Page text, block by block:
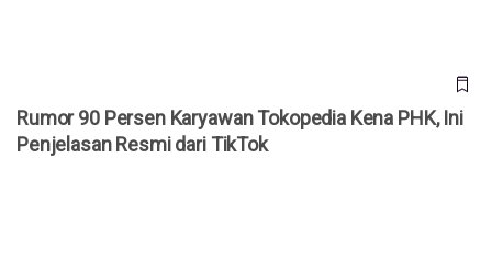
Rumor 90 Persen Karyawan Tokopedia Kena PHK, Ini
Penjelasan Resmi dari TikTok